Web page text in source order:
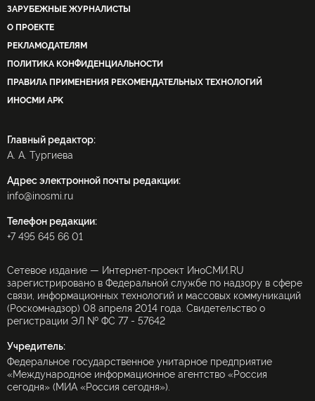
ЗАРУБЕЖНЫЕ ЖУРНАЛИСТЫ
О ПРОЕКТЕ
РЕКЛАМОДАТЕЛЯМ
ПОЛИТИКА КОНФИДЕНЦИАЛЬНОСТИ
ПРАВИЛА ПРИМЕНЕНИЯ РЕКОМЕНДАТЕЛЬНЫХ ТЕХНОЛОГИЙ
ИНОСМИ APK
Главный редактор:
А. А. Тургиева
Адрес электронной почты редакции:
info@inosmi.ru
Телефон редакции:
+7 495 645 66 01
Сетевое издание — Интернет-проект ИноСМИ.RU
зарегистрировано в Федеральной службе по надзору в сфере
связи, информационных технологий и массовых коммуникаций
(Роскомнадзор) 08 апреля 2014 года. Свидетельство о
регистрации ЭЛ № ФС 77 - 57642
Учредитель:
Федеральное государственное унитарное предприятие
«Международное информационное агентство «Россия
сегодня» (МИА «Россия сегодня»).